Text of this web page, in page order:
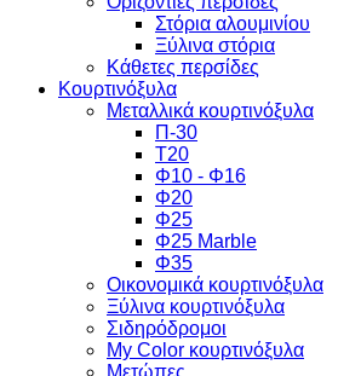
Στόρια αλουμινίου
Ξύλινα στόρια
Κάθετες περσίδες
Κουρτινόξυλα
Μεταλλικά κουρτινόξυλα
Π-30
Τ20
Φ10 - Φ16
Φ20
Φ25
Φ25 Marble
Φ35
Οικονομικά κουρτινόξυλα
Ξύλινα κουρτινόξυλα
Σιδηρόδρομοι
My Color κουρτινόξυλα
Μετώπες